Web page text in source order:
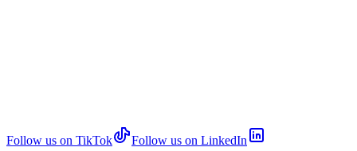
Follow us on TikTok Follow us on LinkedIn